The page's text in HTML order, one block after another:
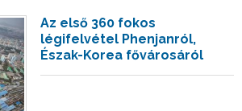
Az első 360 fokos
légifelvétel Phenjanról,
Észak-Korea fővárosáról